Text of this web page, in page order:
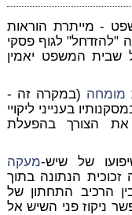
- מייתרת הוראות
"להזדחל" לגוף פסקי
שבית המשפט יאמין
מומחה (במקרה זה -
בענייני ליקויי
הצורך בהפעלת
של שיש-מעקה
הנתונה בתוך
הרכיב התחתון של
ניקוז פני השיש אל